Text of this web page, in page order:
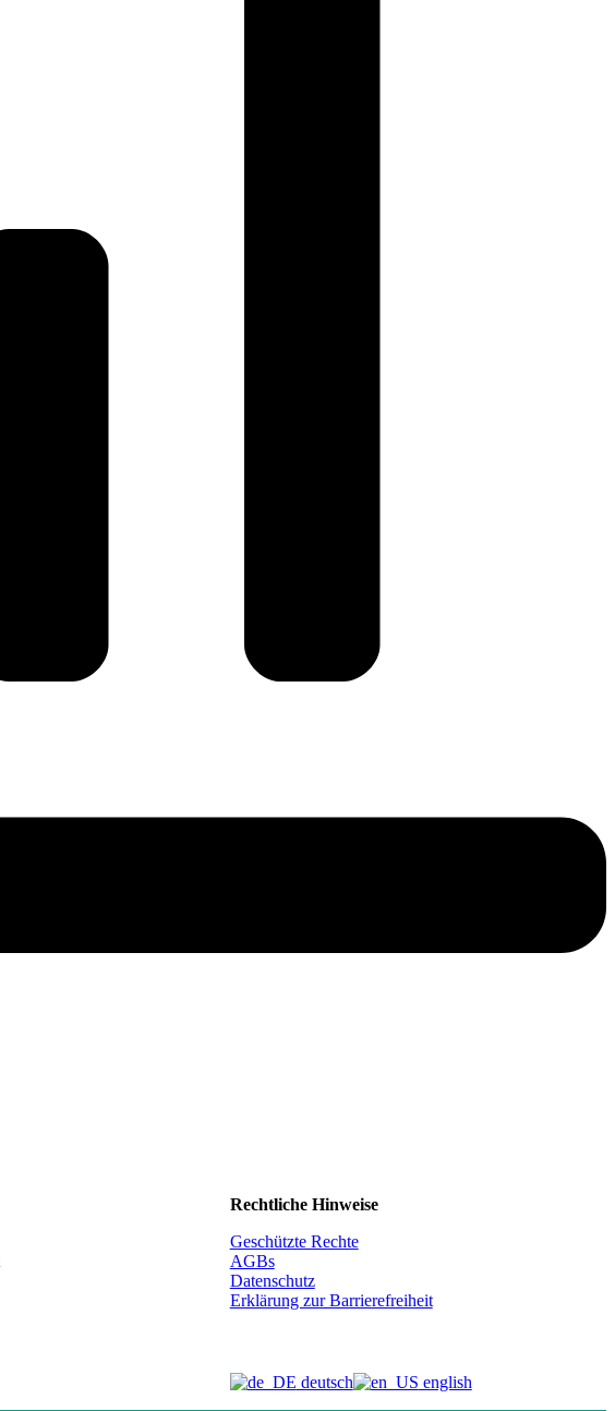
Rechtliche Hinweise
Geschützte Rechte
AGBs
Datenschutz
Erklärung zur Barrierefreiheit
deutsch english